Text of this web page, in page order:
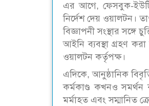
এর আগে, ফেসবুক-
নির্দেশ দেয় ওয়ালটন।
বিজ্ঞাপনী সংস্থার
আইনি ব্যবস্থা গ্রহণ
ওয়ালটন কর্তৃপক্ষ।
এদিকে, আনুষ্ঠানিক
কর্মকাণ্ড কখনও সমর্থন
মর্মাহত এবং সম্মানিত